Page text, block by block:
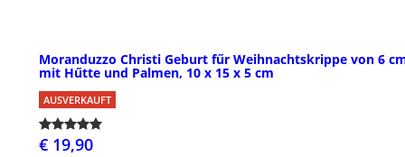
Moranduzzo Christi Geburt fűr Weihnachtskrippe von 6
mit Hűtte und Palmen, 10 x 15 x 5 cm
AUSVERKAUFT
€ 19,90